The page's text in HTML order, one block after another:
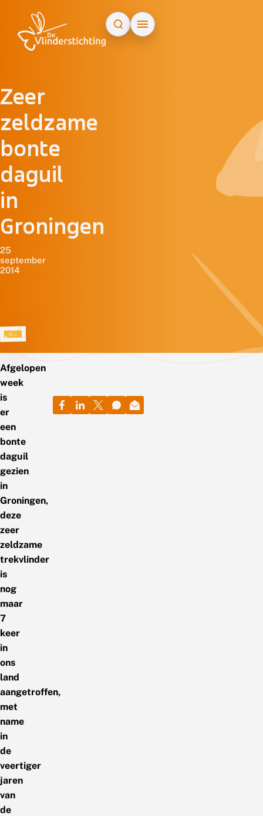
Zeer
zeldzame
bonte
daguil
in
Groningen
25
september
2014
Afgelopen
week
is
er
een
bonte
daguil
gezien
in
Groningen,
deze
zeer
zeldzame
trekvlinder
is
nog
maar
7
keer
in
ons
land
aangetroffen,
met
name
in
de
veertiger
jaren
van
de